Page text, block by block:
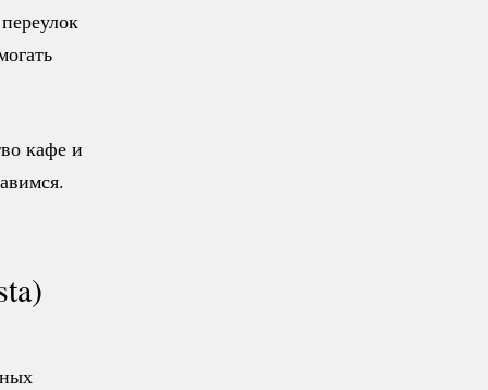
кафе и